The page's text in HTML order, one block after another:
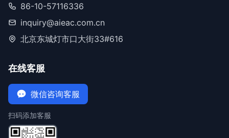
86-10-57116336
inquiry@aieac.com.cn
北京东城灯市口大街33#616
在线客服
微信咨询客服
扫码添加客服